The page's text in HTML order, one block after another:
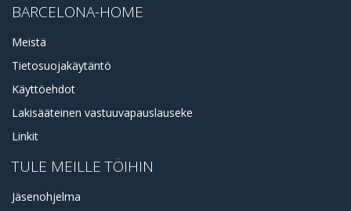
BARCELONA-HOME
Meistä
Tietosuojakäytäntö
Käyttöehdot
Lakisääteinen vastuuvapauslauseke
Linkit
TULE MEILLE TÖIHIN
Jäsenohjelma